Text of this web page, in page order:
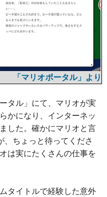
「マリオポータル」より
タル」にて、マリオが実
かになり、インターネッ
した。確かにマリオと言
ちょっと待ってくださ
は実にたくさんの仕事を
タイトルで経験した意外